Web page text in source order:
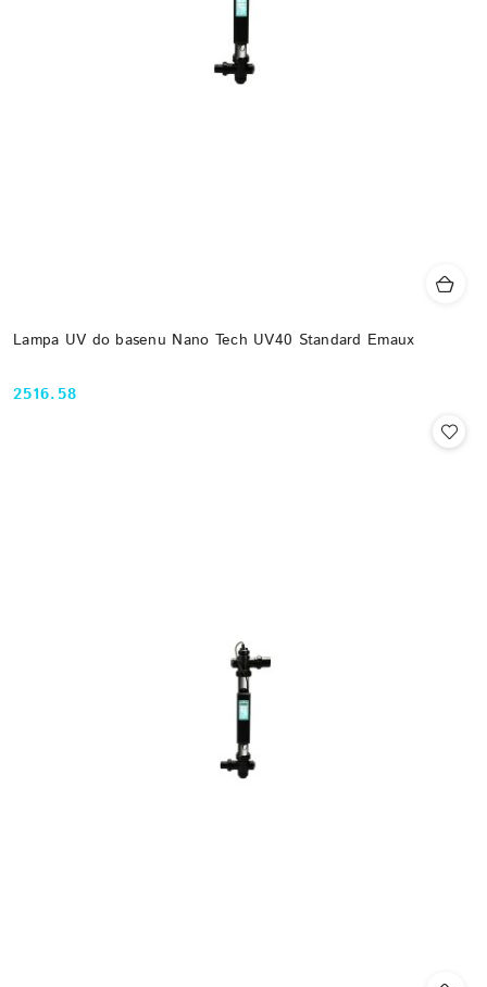
Lampa UV do basenu Nano Tech UV40 Standard Emaux
Cena:
2516.58